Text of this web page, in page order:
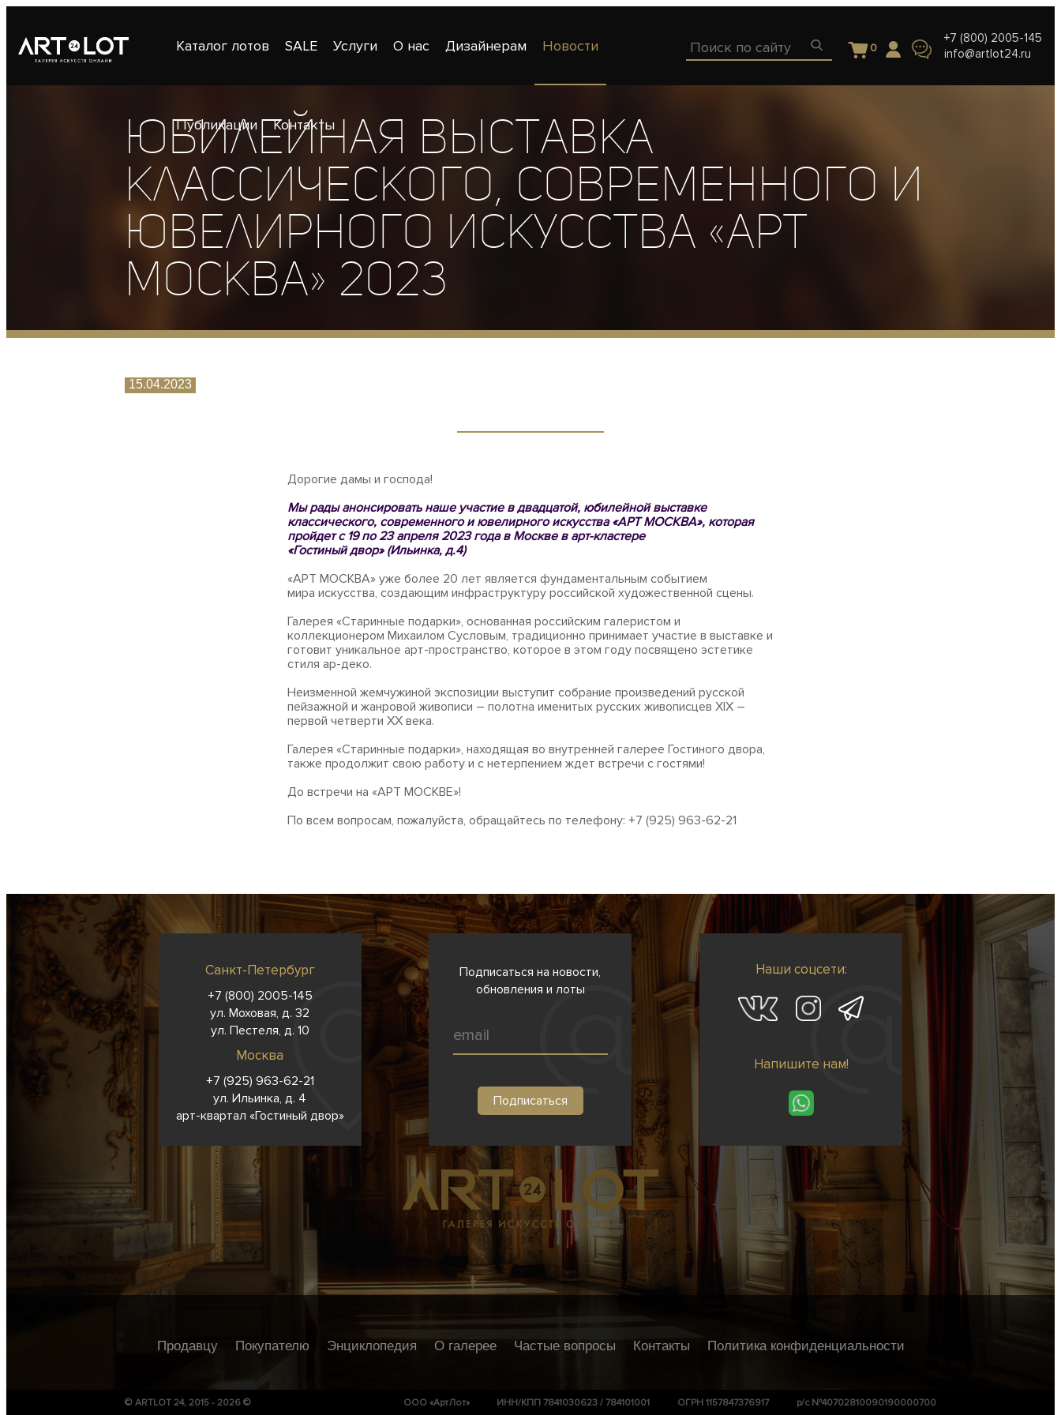
Каталог лотов SALE Услуги О нас Дизайнерам Новости
Публикации Контакты
0
+7 (800) 2005-145
info@artlot24.ru
Юбилейная выставка
классического, современного и
ювелирного искусства «АРТ
МОСКВА» 2023
15.04.2023
Дорогие дамы и господа!
Мы рады анонсировать наше участие в двадцатой, юбилейной выставке
классического, современного и ювелирного искусства «АРТ МОСКВА», которая
пройдет с 19 по 23 апреля 2023 года в Москве в арт-кластере
«Гостиный двор» (Ильинка, д.4)
«АРТ МОСКВА» уже более 20 лет является фундаментальным событием
мира искусства, создающим инфраструктуру российской художественной сцены.
Галерея «Старинные подарки», основанная российским галеристом и
коллекционером Михаилом Сусловым, традиционно принимает участие в выставке и
готовит уникальное арт-пространство, которое в этом году посвящено эстетике
стиля ар-деко.
Неизменной жемчужиной экспозиции выступит собрание произведений русской
пейзажной и жанровой живописи – полотна именитых русских живописцев XIX –
первой четверти XX века.
Галерея «Старинные подарки», находящая во внутренней галерее Гостиного двора,
также продолжит свою работу и с нетерпением ждет встречи с гостями!
До встречи на «АРТ МОСКВЕ»!
По всем вопросам, пожалуйста, обращайтесь по телефону: +7 (925) 963-62-21
Санкт-Петербург
+7 (800) 2005-145
ул. Моховая, д. 32
ул. Пестеля, д. 10
Москва
+7 (925) 963-62-21
ул. Ильинка, д. 4
арт-квартал «Гостиный двор»
Подписаться на новости,
обновления и лоты
Наши соцсети:
Напишите нам!
Продавцу Покупателю Энциклопедия О галерее Частые вопросы Контакты Политика конфиденциальности
© ARTLOT 24, 2015 - 2026 © ООО «АртЛот» ИНН/КПП 7841030623 / 784101001 ОГРН 1157847376917 р/с №40702810090190000700